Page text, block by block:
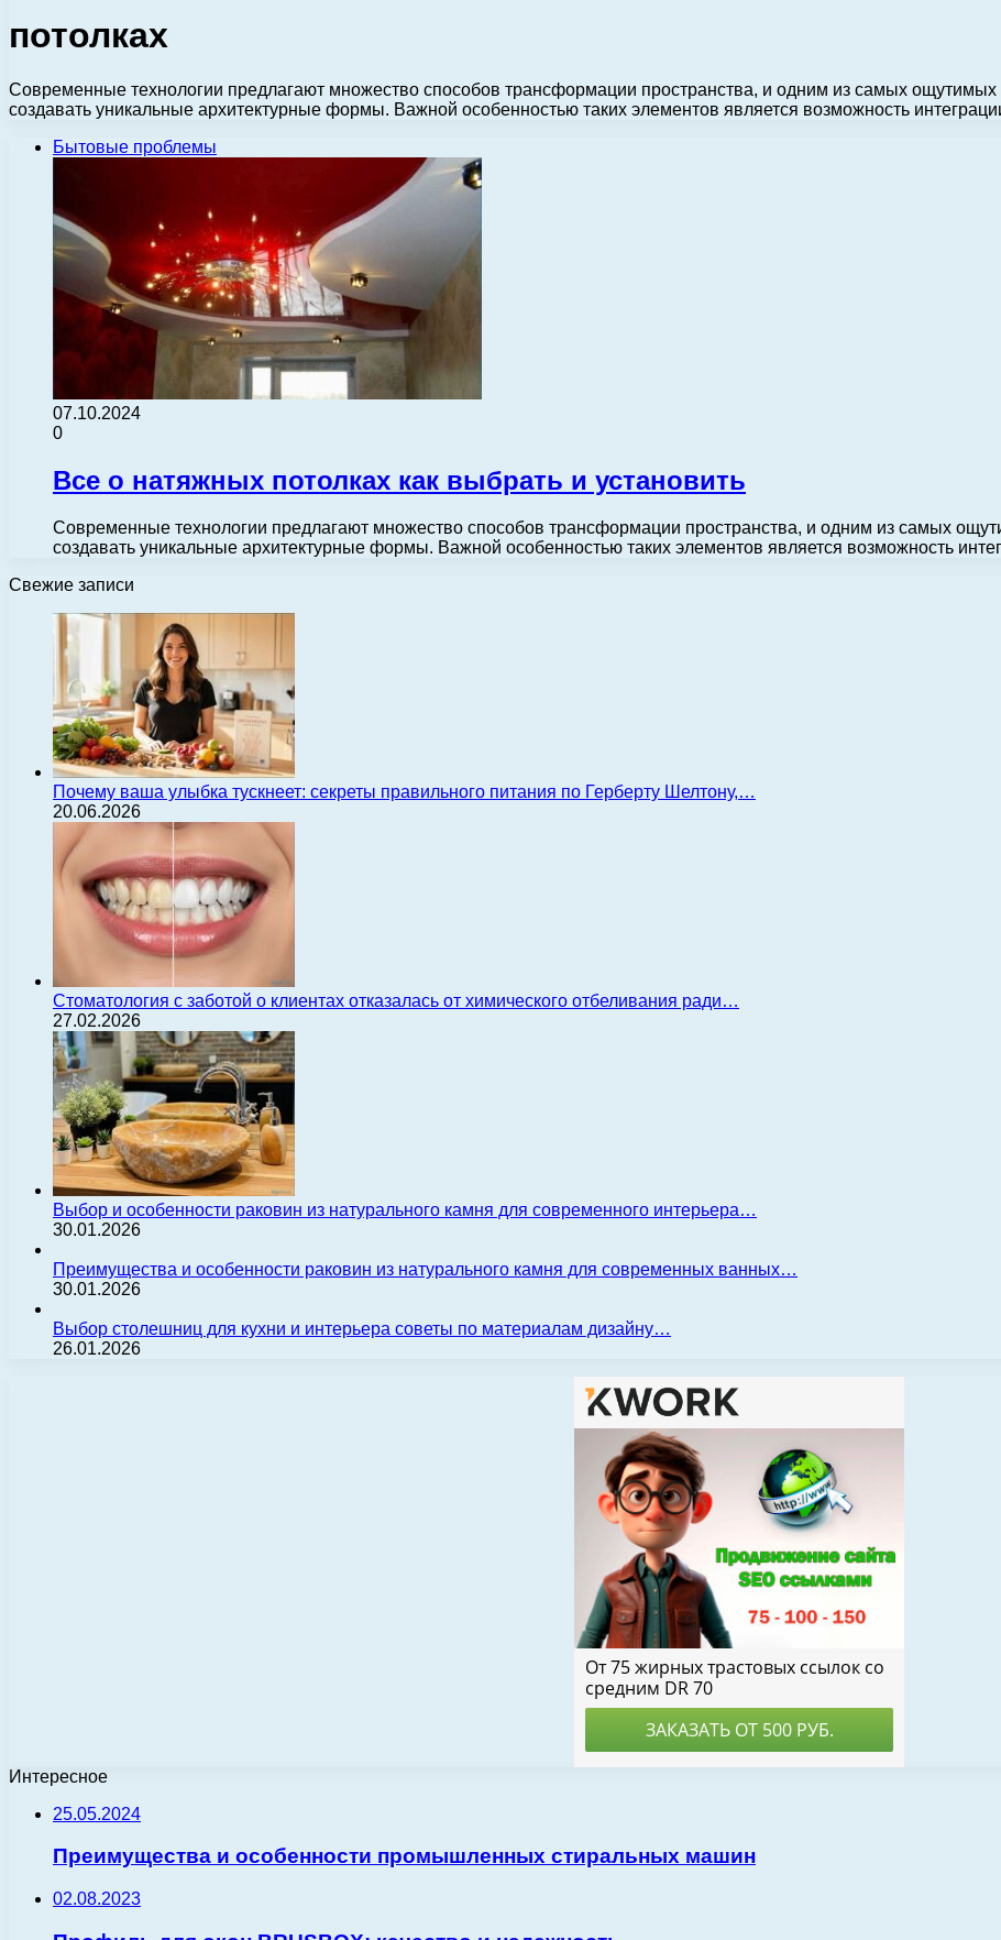
потолках
Современные технологии предлагают множество способов трансформации пространства, и одним из самых
создавать уникальные архитектурные формы. Важной особенностью таких элементов является возможность
Бытовые проблемы
07.10.2024
0
Все о натяжных потолках как выбрать и установить
Современные технологии предлагают множество способов трансформации пространства, и одним из самых
создавать уникальные архитектурные формы. Важной особенностью таких элементов является возможность
Свежие записи
Почему ваша улыбка тускнеет: секреты правильного питания по Герберту Шелтону,…
20.06.2026
Стоматология с заботой о клиентах отказалась от химического отбеливания ради…
27.02.2026
Выбор и особенности раковин из натурального камня для современного интерьера…
30.01.2026
Преимущества и особенности раковин из натурального камня для современных ванных…
30.01.2026
Выбор столешниц для кухни и интерьера советы по материалам дизайну…
26.01.2026
Интересное
25.05.2024
Преимущества и особенности промышленных стиральных машин
02.08.2023